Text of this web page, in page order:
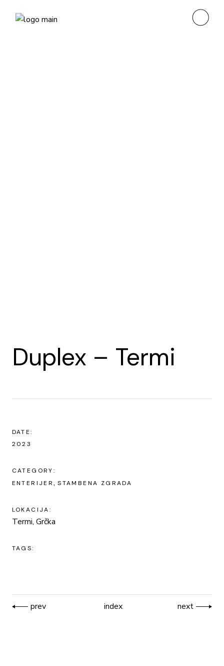
Duplex – Termi
DATE:
2023
CATEGORY:
ENTERIJER STAMBENA ZGRADA
LOKACIJA:
Termi, Grčka
TAGS:
prev index next